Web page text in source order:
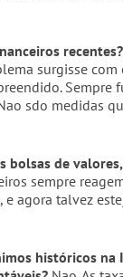
recentes?
surgisse com
Sempre
sdo medidas
bolsas de
sempre
agora talvez
históricos na